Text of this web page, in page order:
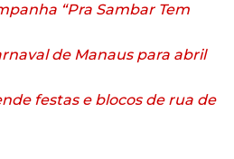
“Pra Sambar Tem
de Manaus para abril
festas e blocos de rua de